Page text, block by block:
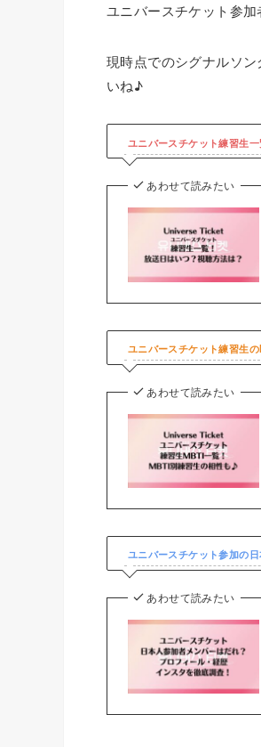
ユニバースチケット参
現時点でのシグナルソ
いね♪
ユニバースチケット練習生
あわせて読みたい
ユニバースチケット練習生
あわせて読みたい
ユニバースチケット参加の
あわせて読みたい